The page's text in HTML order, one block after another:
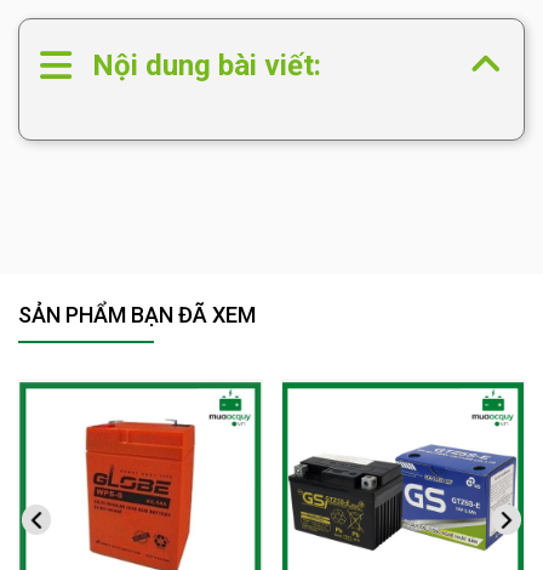
Nội dung bài viết:
SẢN PHẨM BẠN ĐÃ XEM